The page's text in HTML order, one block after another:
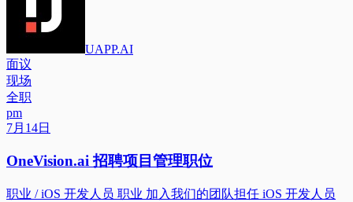
UAPP.AI
面议
现场
全职
pm
7月14日
OneVision.ai 招聘项目管理职位
职业 / iOS 开发人员 职业 加入我们的团队担任 iOS 开发人员